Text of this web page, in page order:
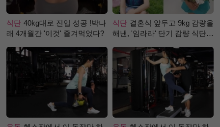
식단 40kg대로 진입 성공 !박나
래 4개월간 '이것' 즐겨먹었다?
식단 결혼식 앞두고 9kg 감량을
해낸, '임라라' 단기 감량 식단